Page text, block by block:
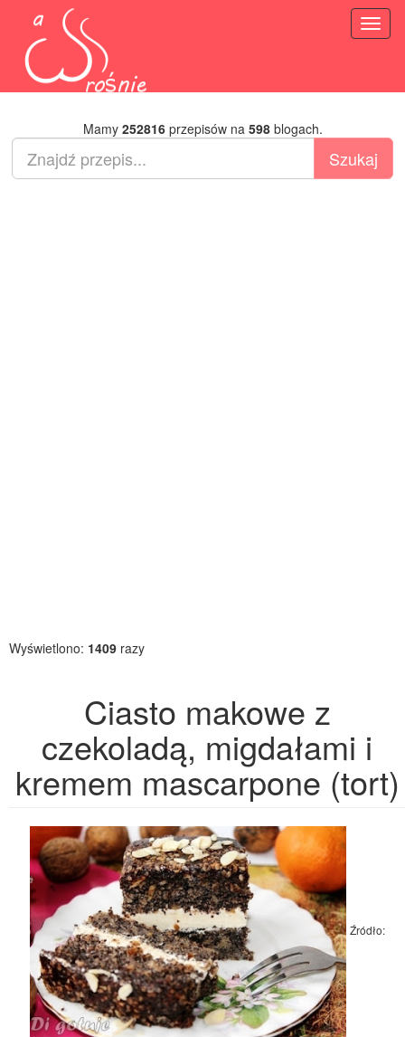
Mamy 252816przepisów na 598blogach.
Wyświetlono: 1409 razy
Ciasto makowe z
czekoladą, migdałami i
kremem mascarpone (tort)
Źródło: